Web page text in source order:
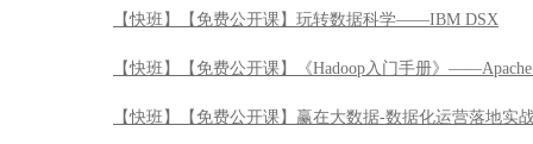
【快班】【免费公开课】玩转数据科学——IBM DSX
【快班】【免费公开课】《Hadoop入门手册》
【快班】【免费公开课】赢在大数据-数据化运营落地实